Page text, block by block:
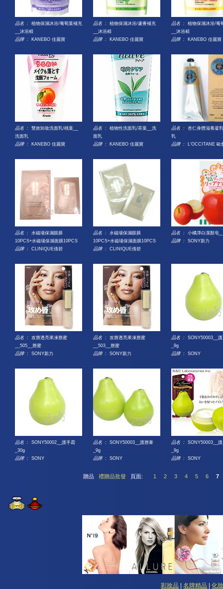
品名 : 植物保濕沐浴/葡萄葉補充
__沐浴精
品牌 : KANEBO 佳麗寶
品名 : 植物保濕沐浴/蘆薈補充
__沐浴精
品牌 : KANEBO 佳麗寶
品名 : 植物保濕沐浴/葡
__沐浴精
品牌 : KANEBO 佳麗寶
品名 : 雙效卸妝洗面乳/桃葉__
洗面乳
品牌 : KANEBO 佳麗寶
品名 : 植物性洗面乳/茶葉__洗
面乳
品牌 : KANEBO 佳麗寶
品名 : 杏仁身體滋養凝
乳
品牌 : L'OCCITANE 歐
品名 : 水磁場保濕眼膜
10PCS+水磁場保濕面膜10PCS
品牌 : CLINIQUE倩碧
品名 : 水磁場保濕眼膜
10PCS+水磁場保濕面膜10PCS
品牌 : CLINIQUE倩碧
品名 : 小橘淨白潔顏皂
品牌 : SONY新力
品名 : 攻唇透亮果凍唇蜜
__505__唇蜜
品牌 : SONY新力
品名 : 攻唇透亮果凍唇蜜
__503__唇蜜
品牌 : SONY新力
品名 : SONY50003__
_9g
品牌 : SONY
品名 : SONY50002__護手霜
_30g
品牌 : SONY
品名 : SONY50003__護唇膏
_9g
品牌 : SONY
品名 : SONY50003__
_9g
品牌 : SONY
贈品 禮贈品批發 頁面: 1 2 3 4 5 6 7
彩妝品 |名牌精品 |化